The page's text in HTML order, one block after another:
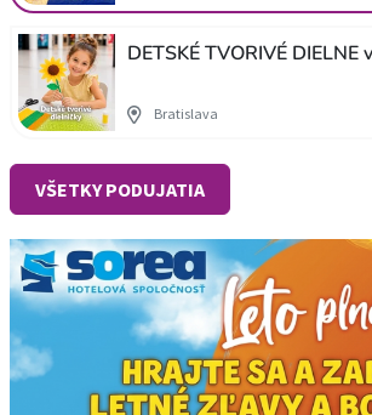
DETSKÉ TVORIVÉ DIELNE
Bratislava
VŠETKY PODUJATIA